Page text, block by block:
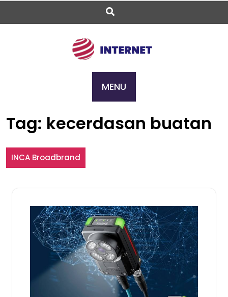
Skip
content
MENU
Tag: kecerdasan buatan
INCA Broadbrand